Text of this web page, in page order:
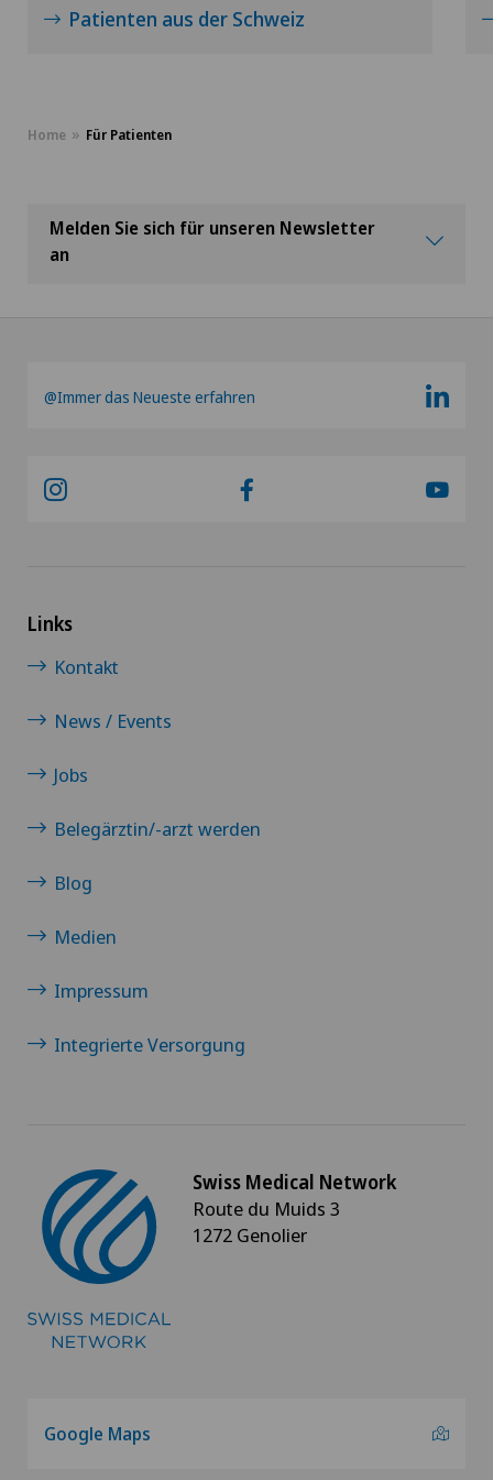
Hôpital de Saint-Imier
Privatklinik Bethanien
Spital Zofingen
GE
VS
Patienten aus der Schweiz
Home Für Patienten
Melden Sie sich für unseren Newsletter
an
@Immer das Neueste erfahren
Links
Kontakt
News / Events
Jobs
Belegärztin/-arzt werden
Blog
Medien
Impressum
Integrierte Versorgung
Swiss Medical Network
Route du Muids 3
1272 Genolier
Google Maps